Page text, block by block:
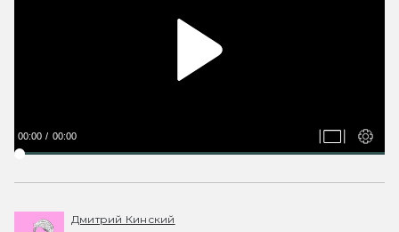
00:00 00:00
Дмитрий Кинский